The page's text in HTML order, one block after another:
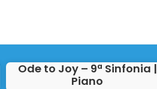
Ode to Joy – 9ª Sinfonia |
Piano